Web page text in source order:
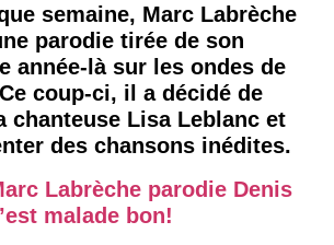
semaine, Marc Labrèche
parodie tirée de son
année-là sur les ondes de
coup-ci, il a décidé de
chanteuse Lisa Leblanc et
des chansons inédites.
Labrèche parodie Denis
malade bon!